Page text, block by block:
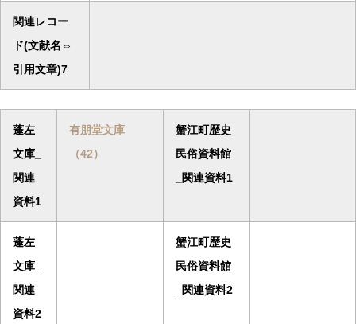
関連レコー
ド(文献名⇔
引用文章)7
蓬左
文庫_
関連
資料1
有朋堂文庫
（42）
蟹江町歴史
民俗資料館
_関連資料1
蓬左
文庫_
関連
資料2
蟹江町歴史
民俗資料館
_関連資料2